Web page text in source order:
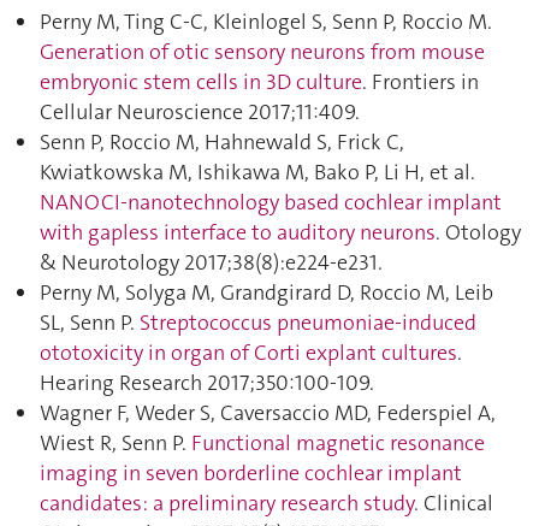
Perny M, Ting C-C, Kleinlogel S, Senn P, Roccio M.
Generation of otic sensory neurons from mouse
embryonic stem cells in 3D culture. Frontiers in
Cellular Neuroscience 2017;11:409.
Senn P, Roccio M, Hahnewald S, Frick C,
Kwiatkowska M, Ishikawa M, Bako P, Li H, et al.
NANOCI-nanotechnology based cochlear implant
with gapless interface to auditory neurons. Otology
& Neurotology 2017;38(8):e224‑e231.
Perny M, Solyga M, Grandgirard D, Roccio M, Leib
SL, Senn P. Streptococcus pneumoniae-induced
ototoxicity in organ of Corti explant cultures.
Hearing Research 2017;350:100‑109.
Wagner F, Weder S, Caversaccio MD, Federspiel A,
Wiest R, Senn P. Functional magnetic resonance
imaging in seven borderline cochlear implant
candidates: a preliminary research study. Clinical